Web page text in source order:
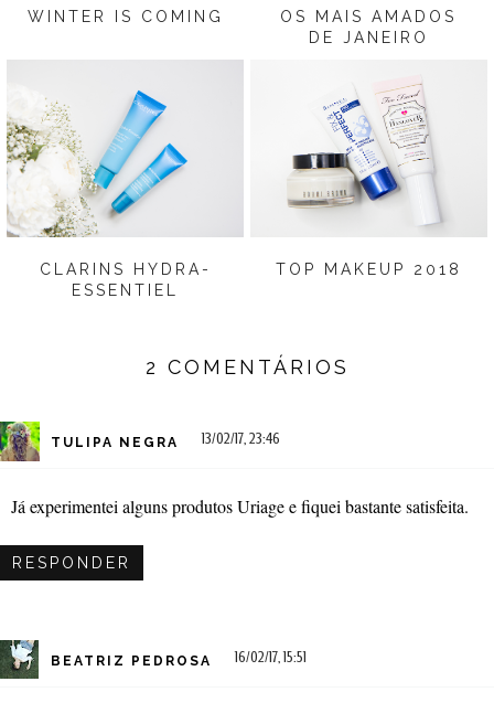
WINTER IS COMING
OS MAIS AMADOS
DE JANEIRO
CLARINS HYDRA-
ESSENTIEL
TOP MAKEUP 2018
2 COMENTÁRIOS
TULIPA NEGRA 13/02/17, 23:46
Já experimentei alguns produtos Uriage e fiquei bastante satisfeita.
RESPONDER
BEATRIZ PEDROSA 16/02/17, 15:51